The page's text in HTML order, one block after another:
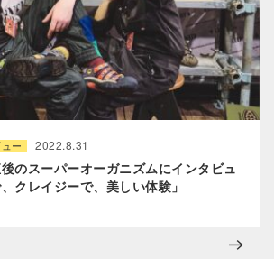
ー 2022.8.31
のスーパーオーガニズムにインタビュ
クレイジーで、美しい体験」